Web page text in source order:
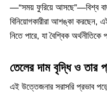
—“সময় ফুরিয়ে আসছে”—বিশ্ব
বিনিয়োগকারীরা আশঙ্কা করছেন,
নিতে পারে, যা বৈশ্বিক অর্থনীতিকে
তেলের দাম বৃদ্ধি ও তার
এই উত্তেজনার সরাসরি প্রভাব